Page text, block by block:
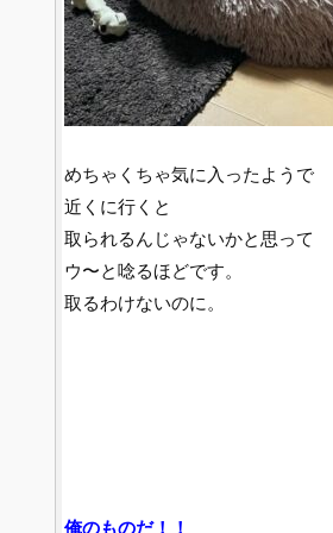
めちゃくちゃ気に入ったようで
近くに行くと
取られるんじゃないかと思って
ウ〜と唸るほどです。
取るわけないのに。
俺のものだ！！